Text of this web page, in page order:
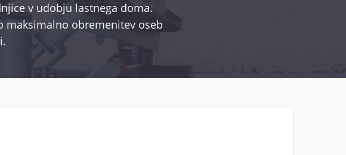
v udobju lastnega doma.
maksimalno obremenitev oseb